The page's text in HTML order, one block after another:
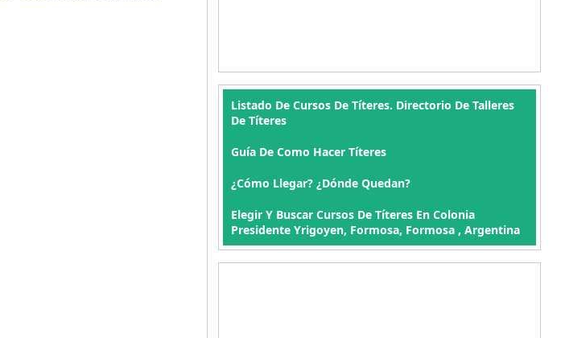
Listado De Cursos De Títeres. Directorio De Talleres
De Títeres
Guía De Como Hacer Títeres
¿Cómo Llegar? ¿Dónde Quedan?
Elegir Y Buscar Cursos De Títeres En Colonia
Presidente Yrigoyen, Formosa, Formosa , Argentina